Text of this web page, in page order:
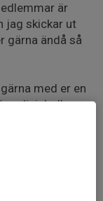
är
jag skickar ut
gärna ändå så
med er en
om
bra att träna
för hela
Lugnets